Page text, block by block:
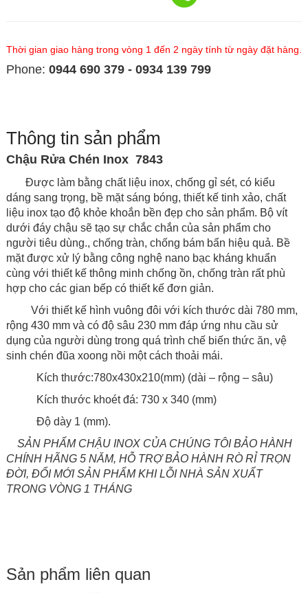
Thời gian giao hàng trong vòng 1 đến 2 ngày tính từ ngày đặt hàng.
Phone: 0944 690 379 - 0934 139 799
Thông tin sản phẩm
Chậu Rửa Chén Inox 7843
Được làm bằng chất liệu inox, chống gỉ sét, có kiểu
dáng sang trọng, bề mặt sáng bóng, thiết kế tinh xảo, chất
liệu inox tạo độ khỏe khoắn bền đẹp cho sản phẩm. Bộ vít
dưới đáy chậu sẽ tạo sự chắc chắn của sản phẩm cho
người tiêu dùng., chống tràn, chống bám bẩn hiệu quả. Bề
mặt được xử lý bằng công nghệ nano bạc kháng khuẩn
cùng với thiết kế thông minh chống ồn, chống tràn rất phù
hợp cho các gian bếp có thiết kế đơn giản.
Với thiết kế hình vuông đôi với kích thước dài 780 mm,
rộng 430 mm và có độ sâu 230 mm đáp ứng nhu cầu sử
dụng của người dùng trong quá trình chế biến thức ăn, vệ
sinh chén đũa xoong nồi một cách thoải mái.
Kích thước:780x430x210(mm) (dài – rộng – sâu)
Kích thước khoét đá: 730 x 340(mm)
Độ dày 1 (mm).
SẢN PHẨM CHẬU INOX CỦA CHÚNG TÔI BẢO HÀNH
CHÍNH HÃNG 5 NĂM, HỖ TRỢ BẢO HÀNH RÒ RỈ TRỌN
ĐỜI, ĐỔI MỚI SẢN PHẨM KHI LỖI NHÀ SẢN XUẤT
TRONG VÒNG 1 THÁNG
Sản phẩm liên quan